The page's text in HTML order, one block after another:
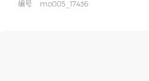
编号 mo005_17436